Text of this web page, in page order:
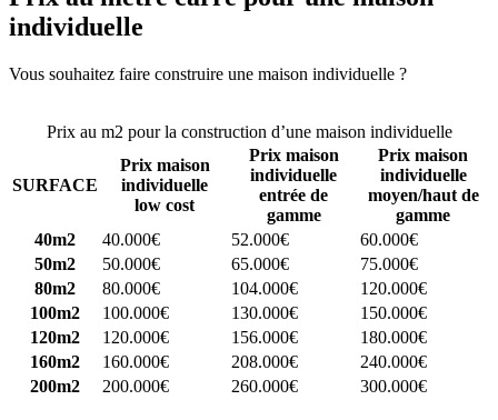
individuelle
Vous souhaitez faire construire une maison individuelle ?
Prix au m2 pour la construction d’une maison individuelle
SURFACE
Prix maison
individuelle
low cost
Prix maison
individuelle
entrée de
gamme
Prix maison
individuelle
moyen/haut de
gamme
40m2
40.000€ 52.000€
60.000€
50m2
50.000€ 65.000€
75.000€
80m2
80.000€ 104.000€
120.000€
100m2
100.000€ 130.000€
150.000€
120m2
120.000€ 156.000€
180.000€
160m2
160.000€ 208.000€
240.000€
200m2
200.000€ 260.000€ 300.000€